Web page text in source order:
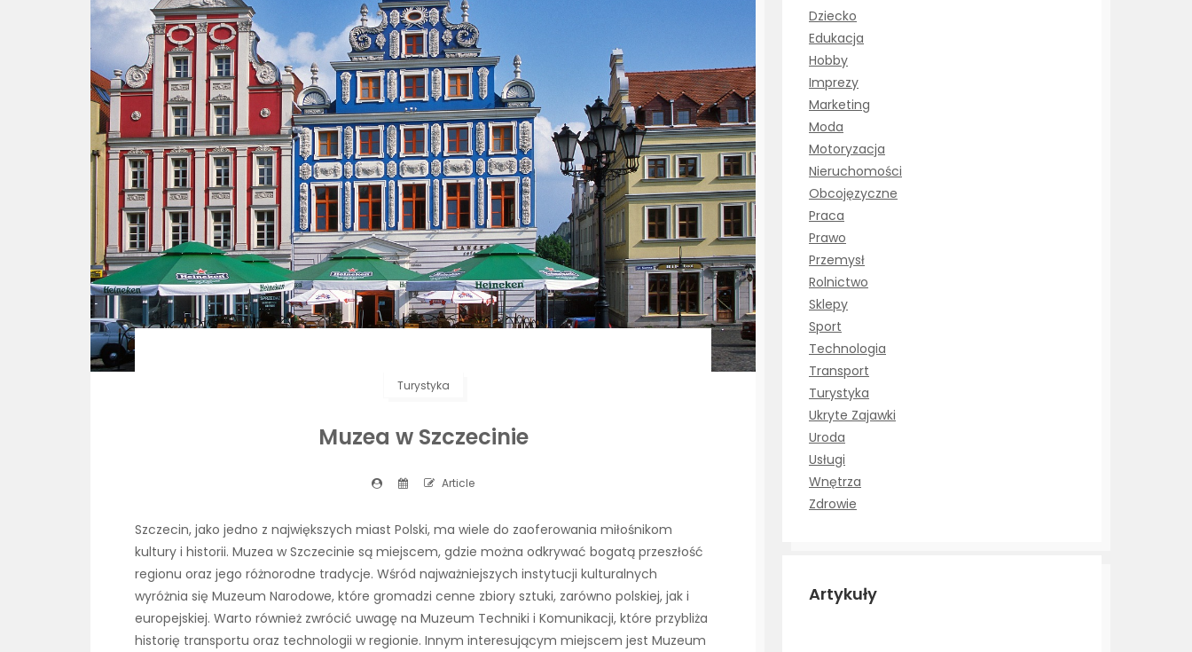
Turystyka
Muzea w Szczecinie
Article
Szczecin, jako jedno z największych miast Polski, ma wiele do zaoferowania miłośnikom
kultury i historii. Muzea w Szczecinie są miejscem, gdzie można odkrywać bogatą przeszłość
regionu oraz jego różnorodne tradycje. Wśród najważniejszych instytucji kulturalnych
wyróżnia się Muzeum Narodowe, które gromadzi cenne zbiory sztuki, zarówno polskiej, jak i
europejskiej. Warto również zwrócić uwagę na Muzeum Techniki i Komunikacji, które przybliża
historię transportu oraz technologii w regionie. Innym interesującym miejscem jest Muzeum
Dziecko
Edukacja
Hobby
Imprezy
Marketing
Moda
Motoryzacja
Nieruchomości
Obcojęzyczne
Praca
Prawo
Przemysł
Rolnictwo
Sklepy
Sport
Technologia
Transport
Turystyka
Ukryte Zajawki
Uroda
Usługi
Wnętrza
Zdrowie
Artykuły